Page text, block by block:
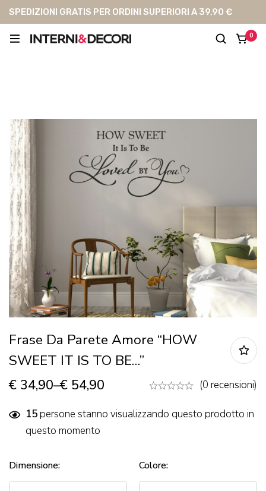
SPEDIZIONI GRATIS PER ORDINI SUPERIORI A 39,90 €
0
Frase Da Parete Amore “HOW
SWEET IT IS TO BE…”
€ 34,90–€ 54,90 (0 recensioni)
15persone stanno visualizzando questo prodotto in
questo momento
Dimensione: Colore: